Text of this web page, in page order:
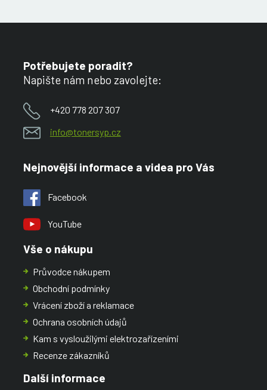
Potřebujete poradit?
Napište nám nebo zavolejte:
+420 778 207 307
info@tonersyp.cz
Nejnovější informace a videa pro Vás
Facebook
YouTube
Vše o nákupu
Průvodce nákupem
Obchodní podmínky
Vrácení zboží a reklamace
Ochrana osobních údajů
Kam s vysloužilými elektrozařízeními
Recenze zákazníků
Další informace